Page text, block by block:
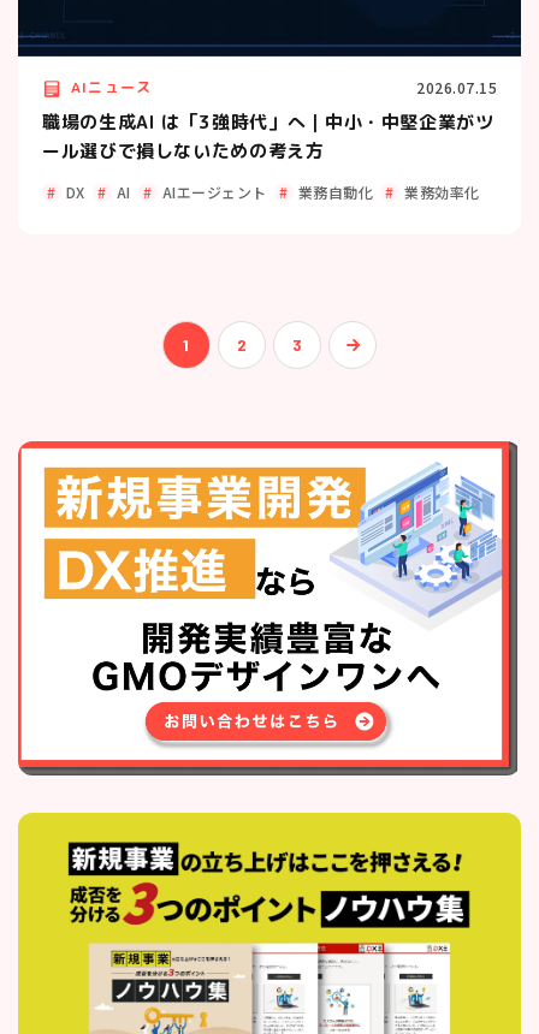
AIニュース 2026.07.15
職場の生成AI は「3強時代」へ｜中小・中堅企業がツ
ール選びで損しないための考え方
DX AI AIエージェント 業務自動化 業務効率化
1 2 3